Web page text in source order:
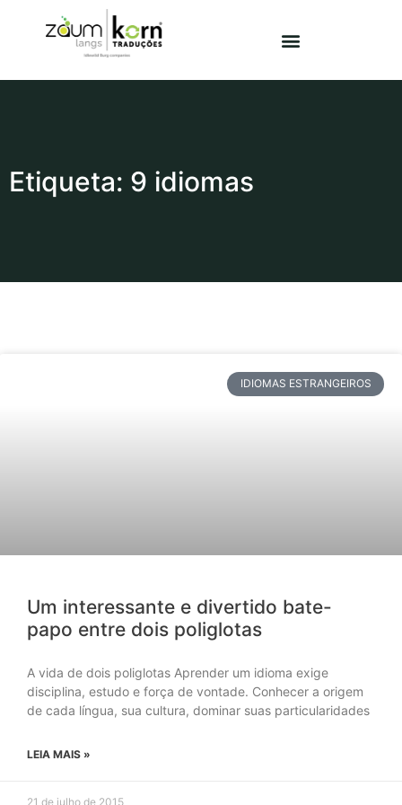
Etiqueta: 9 idiomas
IDIOMAS ESTRANGEIROS
Um interessante e divertido bate-
papo entre dois poliglotas
A vida de dois poliglotas Aprender um idioma exige
disciplina, estudo e força de vontade. Conhecer a origem
de cada língua, sua cultura, dominar suas particularidades
LEIA MAIS »
21 de julho de 2015